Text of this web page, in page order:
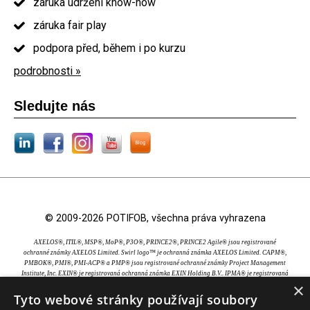
záruka fair play
podpora před, během i po kurzu
podrobnosti »
Sledujte nás
© 2009-2026 POTIFOB, všechna práva vyhrazena
AXELOS®, ITIL®, MSP®, MoP®, P3O®, PRINCE2®, PRINCE2 Agile® jsou registrované
ochranné známky AXELOS Limited. Swirl logo™ je ochranná známka AXELOS Limited. CAPM®,
PMBOK®, PMI®, PMI-ACP® a PMP® jsou registrované ochranné známky Project Management
Institute, Inc. EXIN® je registrovaná ochranná známka EXIN Holding B.V.. IPMA® je registrovaná
ochranná známka The Open Group.
×
Tyto webové stránky používají soubory